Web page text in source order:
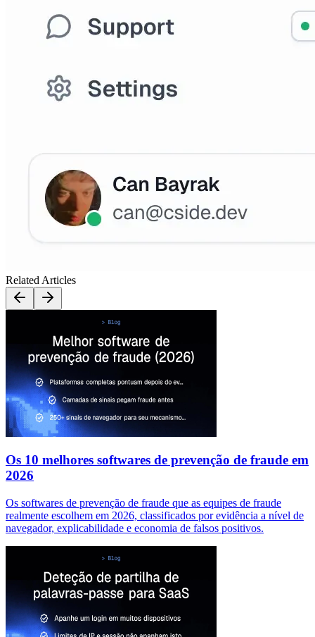
Related Articles
Os 10 melhores softwares de prevenção de fraude em
2026
Os softwares de prevenção de fraude que as equipes de fraude
realmente escolhem em 2026, classificados por evidência a nível de
navegador, explicabilidade e economia de falsos positivos.